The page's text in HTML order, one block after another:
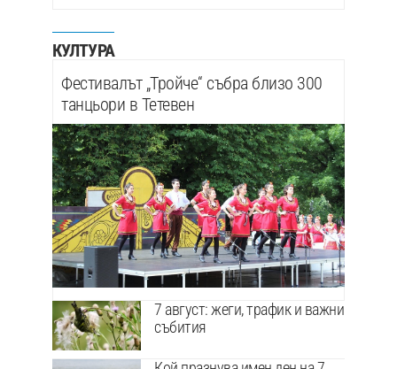
КУЛТУРА
Фестивалът „Тройче“ събра близо 300
танцьори в Тетевен
7 август: жеги, трафик и важни
събития